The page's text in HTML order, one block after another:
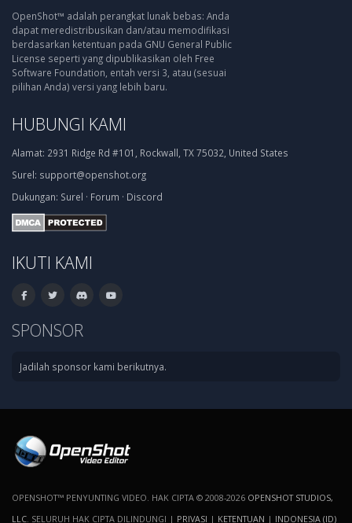
OpenShot™ adalah perangkat lunak bebas: Anda
dapat meredistribusikan dan/atau memodifikasi
berdasarkan ketentuan pada GNU General Public
License seperti yang dipublikasikan oleh Free
Software Foundation, entah versi 3, atau (sesuai
pilihan Anda) versi yang lebih baru.
HUBUNGI KAMI
Alamat: 2931 Ridge Rd #101, Rockwall, TX 75032, United States
Surel: support@openshot.org
Dukungan: Surel · Forum · Discord
IKUTI KAMI
SPONSOR
Jadilah sponsor kami berikutnya.
OPENSHOT™ PENYUNTING VIDEO. HAK CIPTA © 2008-2026 OPENSHOT STUDIOS,
LLC . SELURUH HAK CIPTA DILINDUNGI | PRIVASI | KETENTUAN | INDONESIA (ID)